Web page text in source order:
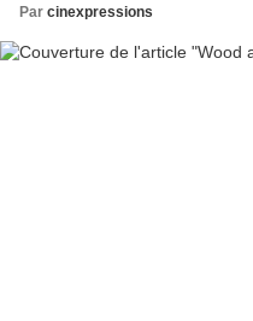
Par cinexpressions